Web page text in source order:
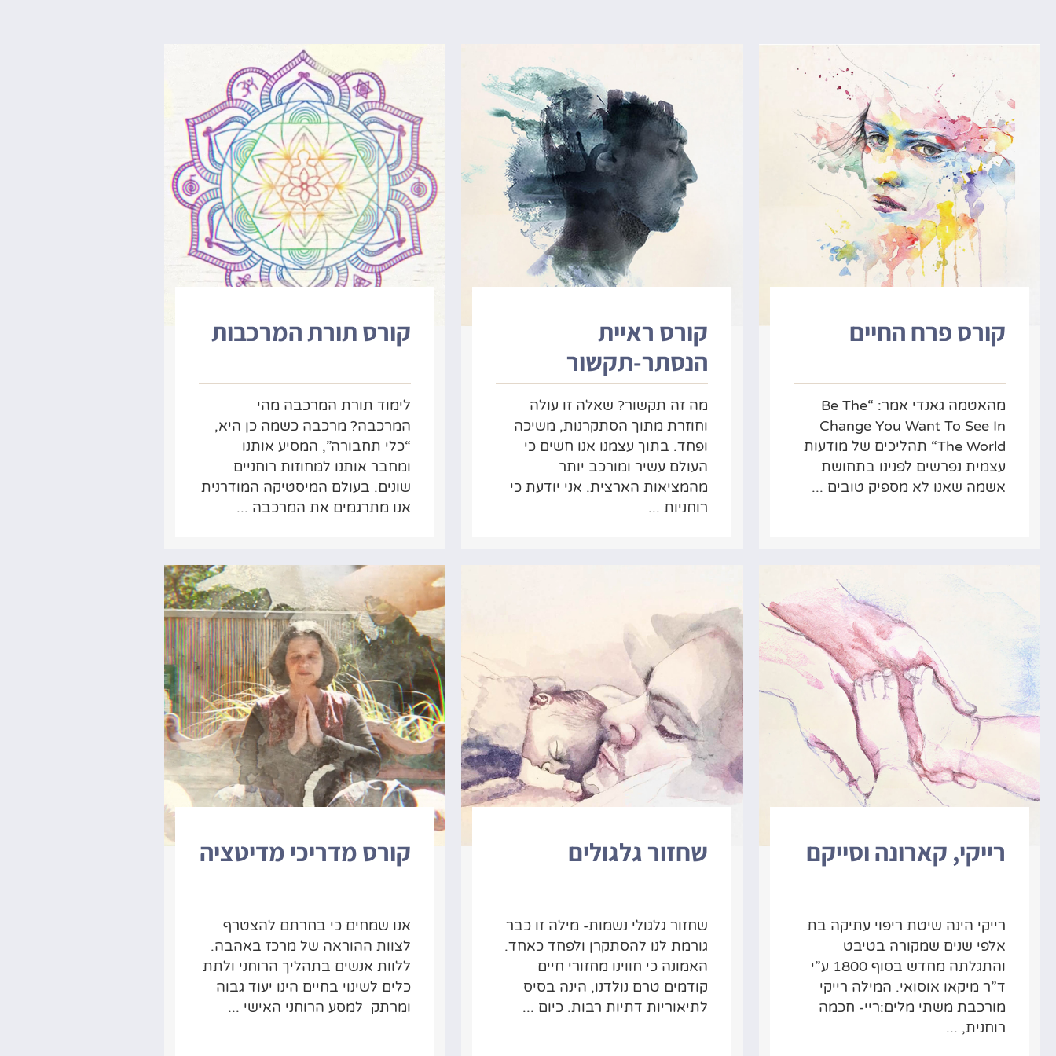
קורס פרח החיים
מהאטמה גאנדי אמר: “Be The
Change You Want To See In
The World“ תהליכים של מודעות
עצמית נפרשים לפנינו בתחושת
אשמה שאנו לא מספיק טובים ...
קורס ראיית
הנסתר-תקשור
מה זה תקשור? שאלה זו עולה
וחוזרת מתוך הסתקרנות, משיכה
ופחד. בתוך עצמנו אנו חשים כי
העולם עשיר ומורכב יותר
מהמציאות הארצית. אני יודעת כי
רוחניות ...
קורס תורת המרכבות
לימוד תורת המרכבה מהי
המרכבה? מרכבה כשמה כן היא,
“כלי תחבורה”, המסיע אותנו
ומחבר אותנו למחוזות רוחניים
שונים. בעולם המיסטיקה המודרנית
אנו מתרגמים את המרכבה ...
רייקי, קארונה וסייקם
רייקי הינה שיטת ריפוי עתיקה בת
אלפי שנים שמקורה בטיבט
והתגלתה מחדש בסוף 1800 ע”י
ד”ר מיקאו אוסואי. המילה רייקי
מורכבת משתי מלים:ריי- חכמה
רוחנית, ...
שחזור גלגולים
שחזור גלגולי נשמות- מילה זו כבר
גורמת לנו להסתקרן ולפחד כאחד.
האמונה כי חווינו מחזורי חיים
קודמים טרם נולדנו, הינה בסיס
לתיאוריות דתיות רבות. כיום ...
קורס מדריכי מדיטציה
אנו שמחים כי בחרתם להצטרף
לצוות ההוראה של מרכז באהבה.
ללוות אנשים בתהליך הרוחני ולתת
כלים לשינוי בחיים הינו יעוד גבוה
ומרתק למסע הרוחני האישי ...